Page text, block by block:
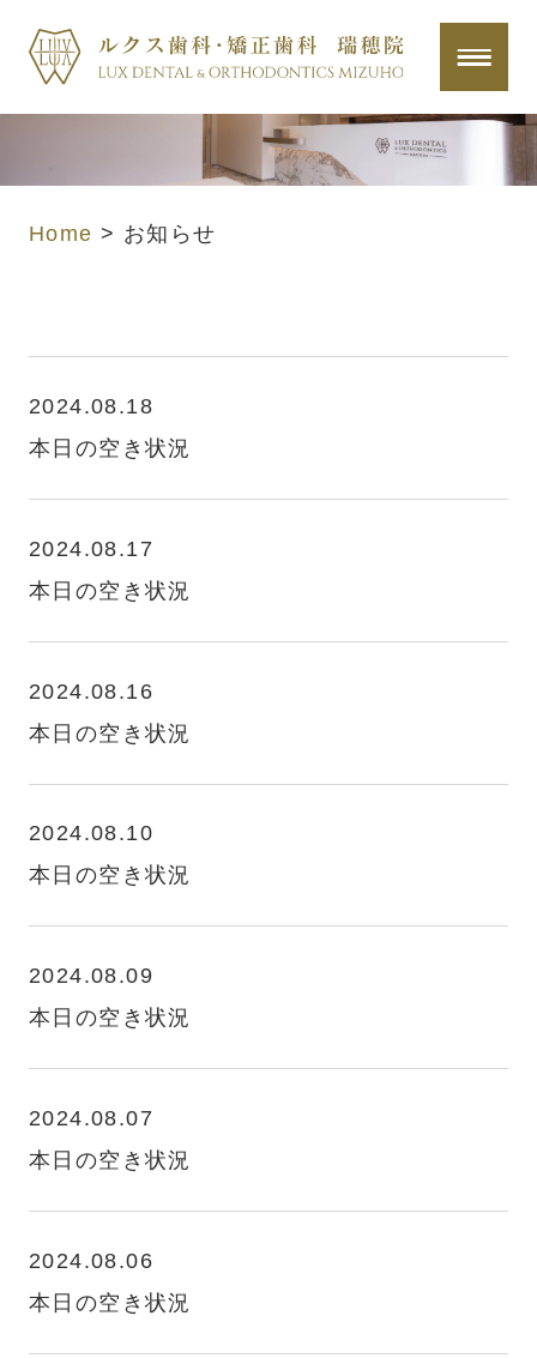
Home > お知らせ
2024.08.18
本日の空き状況
2024.08.17
本日の空き状況
2024.08.16
本日の空き状況
2024.08.10
本日の空き状況
2024.08.09
本日の空き状況
2024.08.07
本日の空き状況
2024.08.06
本日の空き状況